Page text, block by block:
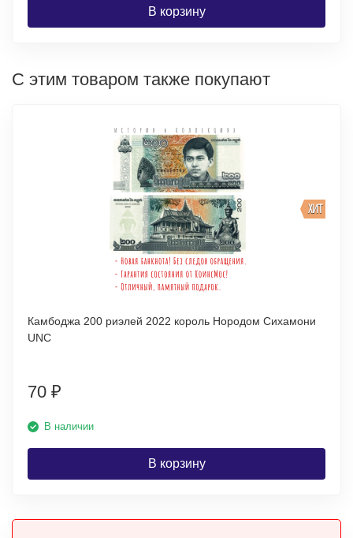
В корзину
С этим товаром также покупают
ХИТ
Камбоджа 200 риэлей 2022 король Нородом Сихамони
UNC
70 ₽
В наличии
В корзину